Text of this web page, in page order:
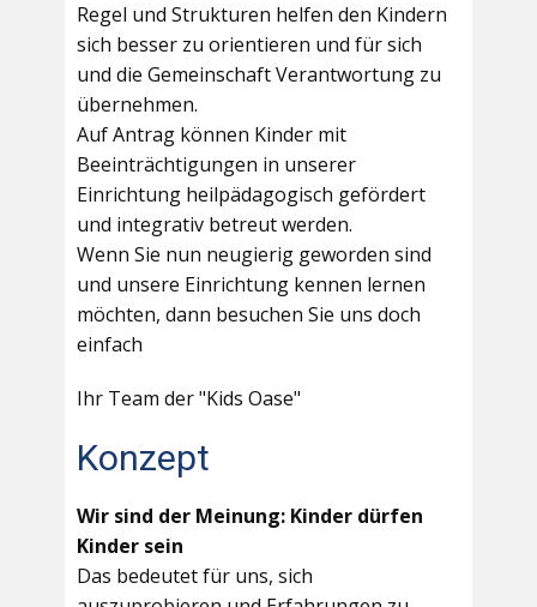
Regel und Strukturen helfen den Kindern
sich besser zu orientieren und für sich
und die Gemeinschaft Verantwortung zu
übernehmen.
Auf Antrag können Kinder mit
Beeinträchtigungen in unserer
Einrichtung heilpädagogisch gefördert
und integrativ betreut werden.
Wenn Sie nun neugierig geworden sind
und unsere Einrichtung kennen lernen
möchten, dann besuchen Sie uns doch
einfach
Ihr Team der "Kids Oase"
Konzept
Wir sind der Meinung: Kinder dürfen
Kinder sein
Das bedeutet für uns, sich